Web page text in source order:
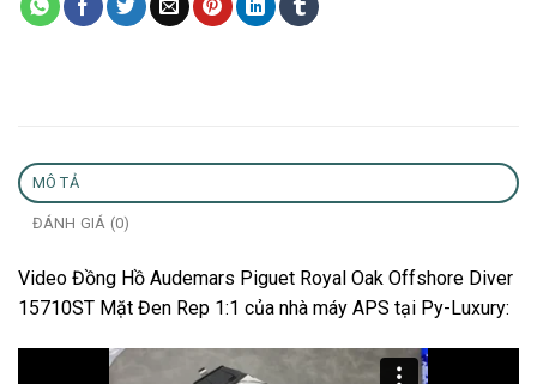
MÔ TẢ
ĐÁNH GIÁ (0)
Video Đồng Hồ Audemars Piguet Royal Oak Offshore Diver
15710ST Mặt Đen Rep 1:1 của nhà máy APS tại Py-Luxury: